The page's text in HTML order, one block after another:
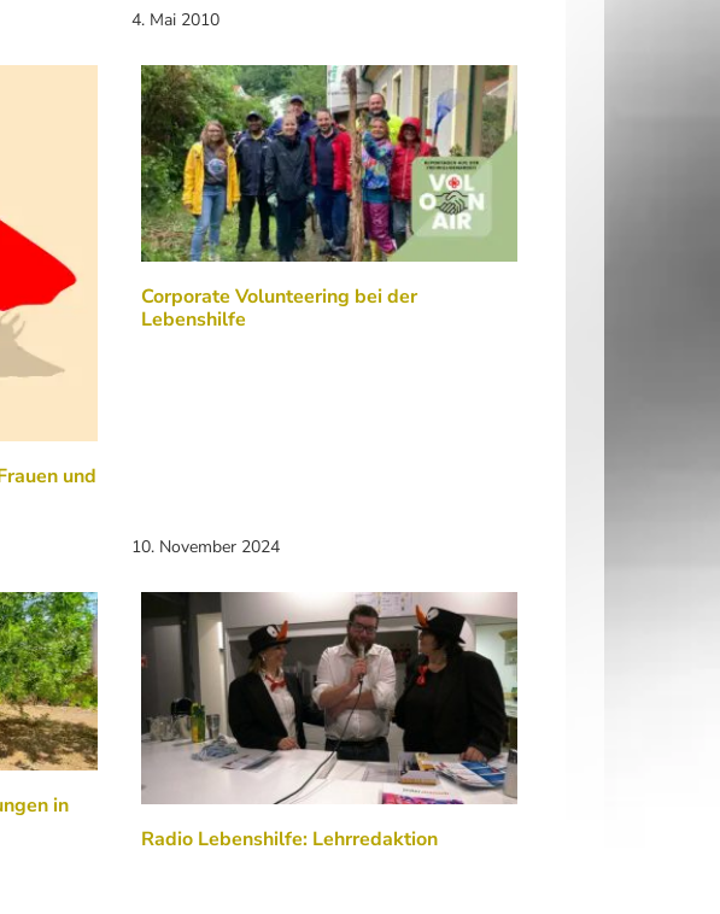
4. Mai 2010
und
Corporate Volunteering bei der
Lebenshilfe
10. November 2024
in
Radio Lebenshilfe: Lehrredaktion